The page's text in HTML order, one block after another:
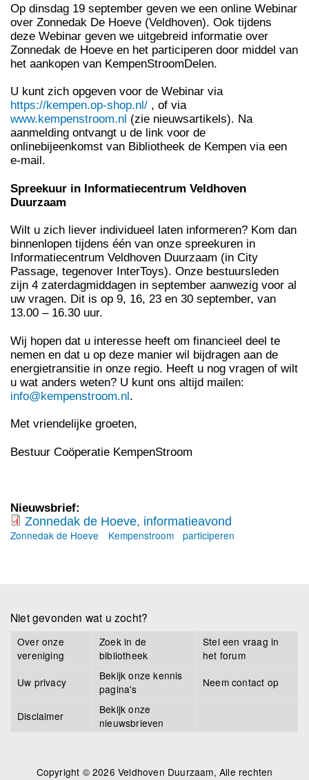
Op dinsdag 19 september geven we een online Webinar
over Zonnedak De Hoeve (Veldhoven). Ook tijdens
deze Webinar geven we uitgebreid informatie over
Zonnedak de Hoeve en het participeren door middel van
het aankopen van KempenStroomDelen.
U kunt zich opgeven voor de Webinar via
https://kempen.op-shop.nl/ , of via
www.kempenstroom.nl (zie nieuwsartikels). Na
aanmelding ontvangt u de link voor de
onlinebijeenkomst van Bibliotheek de Kempen via een
e-mail.
Spreekuur in Informatiecentrum Veldhoven
Duurzaam
Wilt u zich liever individueel laten informeren? Kom dan
binnenlopen tijdens één van onze spreekuren in
Informatiecentrum Veldhoven Duurzaam (in City
Passage, tegenover InterToys). Onze bestuursleden
zijn 4 zaterdagmiddagen in september aanwezig voor al
uw vragen. Dit is op 9, 16, 23 en 30 september, van
13.00 – 16.30 uur.
Wij hopen dat u interesse heeft om financieel deel te
nemen en dat u op deze manier wil bijdragen aan de
energietransitie in onze regio. Heeft u nog vragen of wilt
u wat anders weten? U kunt ons altijd mailen:
info@kempenstroom.nl.
Met vriendelijke groeten,
Bestuur Coöperatie KempenStroom
Nieuwsbrief:
Zonnedak de Hoeve, informatieavond
Zonnedak de Hoeve Kempenstroom participeren
Niet gevonden wat u zocht?
Over onze
vereniging
Zoek in de
bibliotheek
Stel een vraag in
het forum
Uw privacy
Bekijk onze kennis
pagina's
Neem contact op
Disclaimer
Bekijk onze
nieuwsbrieven
Copyright © 2026 Veldhoven Duurzaam, Alle rechten